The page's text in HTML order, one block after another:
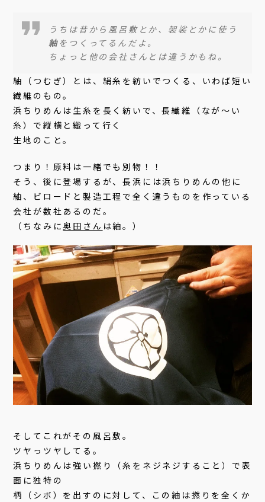
うちは昔から風呂敷とか、袈裟とかに使う
紬をつくってるんだよ。
ちょっと他の会社さんとは違うかもね。
紬（つむぎ）とは、絹糸を紡いでつくる、いわば短い
繊維のもの。
浜ちりめんは生糸を長く紡いで、長繊維（なが〜い
糸）で縦横と織って行く
生地のこと。
つまり！原料は一緒でも別物！！
そう、後に登場するが、長浜には浜ちりめんの他に
紬、ビロードと製造工程で全く違うものを作っている
会社が数社あるのだ。
（ちなみに奥田さん は紬。）
そしてこれがその風呂敷。
ツヤっツヤしてる。
浜ちりめんは強い撚り（糸をネジネジすること）で表
面に独特の
柄（シボ）を出すのに対して、この紬は撚りを全くか